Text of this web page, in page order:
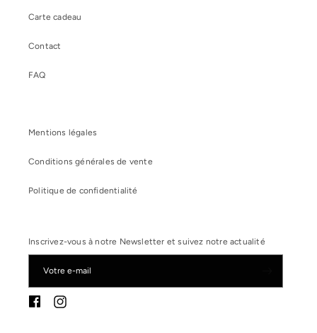
Carte cadeau
Contact
FAQ
Mentions légales
Conditions générales de vente
Politique de confidentialité
Inscrivez-vous à notre Newsletter et suivez notre actualité
Votre e-mail
FacebookInstagram